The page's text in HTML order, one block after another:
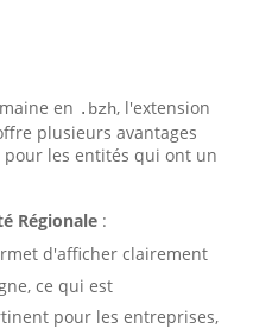
en .bzh, l'extension
plusieurs avantages
les entités qui ont un
Régionale:
d'afficher clairement
ce qui est
pour les entreprises,